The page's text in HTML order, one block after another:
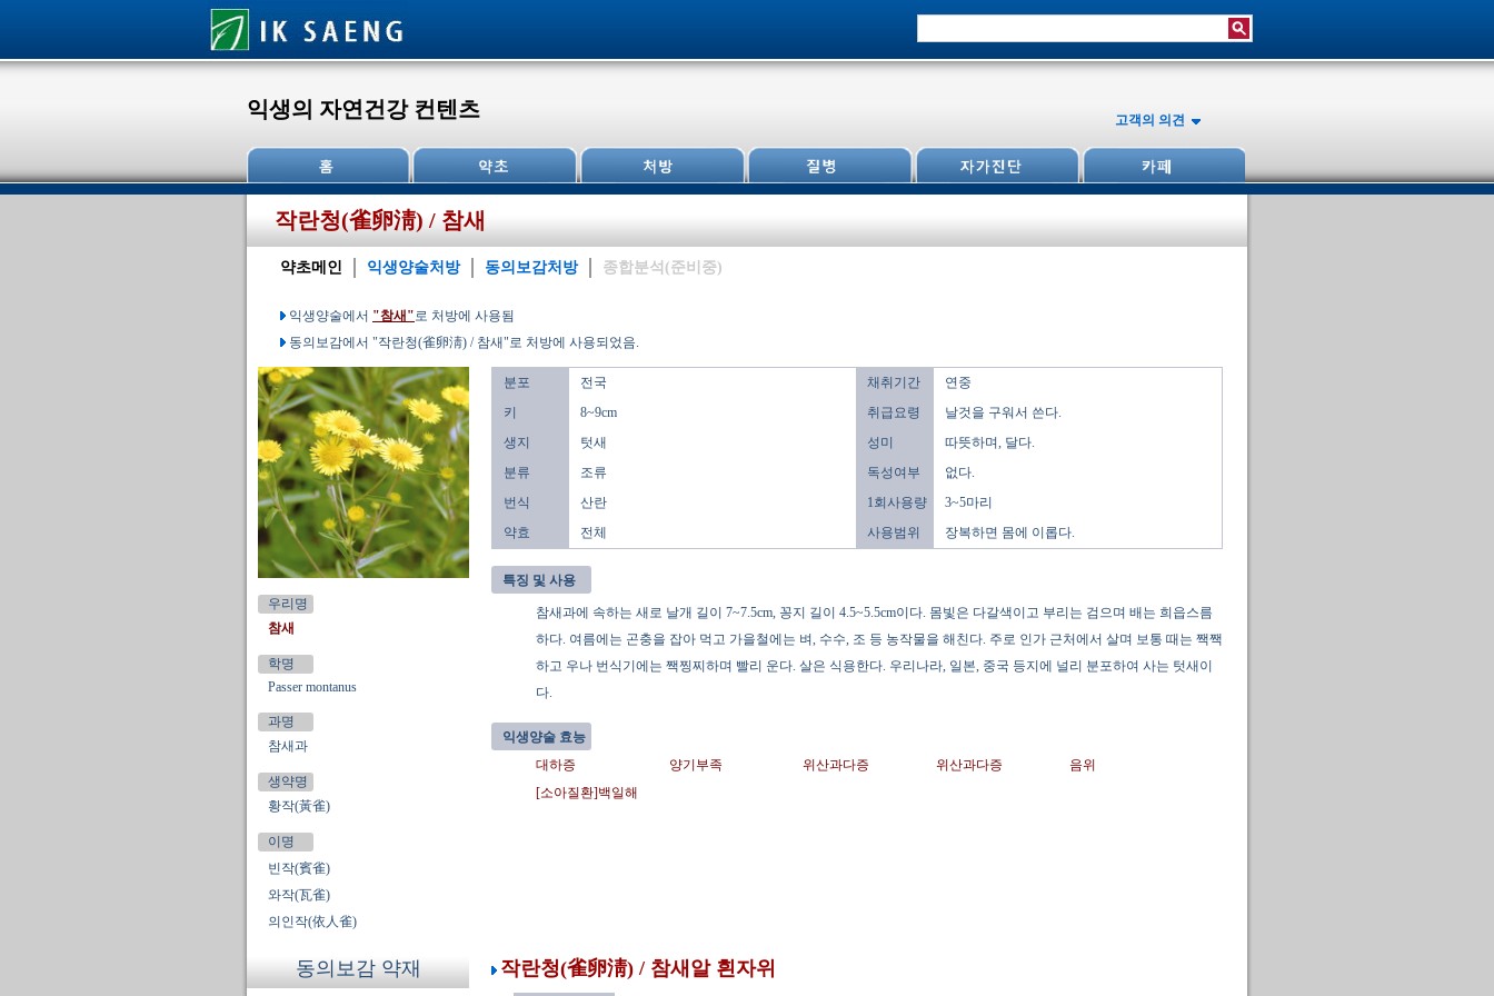
익생의 자연건강 컨텐츠 고객의 의견
작란청(雀卵淸) / 참새
약초메인 익생양술처방 동의보감처방 종합분석(준비중)
익생양술에서 "참새"로 처방에 사용됨
동의보감에서 "작란청(雀卵淸) / 참새"로 처방에 사용되었음.
우리명
참새
학명
Passer montanus
과명
참새과
생약명
황작(黃雀)
이명
빈작(賓雀)
와작(瓦雀)
의인작(依人雀)
분포 전국 채취기간
연중
키
8~9cm 취급요령
날것을 구워서 쓴다.
생지
텃새 성미
따뜻하며, 달다.
분류
조류 독성여부
없다.
번식
산란 1회사용량
3~5마리
약효
전체 사용범위 장복하면 몸에 이롭다.
특징 및 사용
참새과에 속하는 새로 날개 길이 7~7.5cm, 꽁지 길이 4.5~5.5cm이다. 몸빛은 다갈색이고 부리는 검으며 배는 희읍스름
하다. 여름에는 곤충을 잡아 먹고 가을철에는 벼, 수수, 조 등 농작물을 해친다. 주로 인가 근처에서 살며 보통 때는 짹짹
하고 우나 번식기에는 짹찡찌하며 빨리 운다. 살은 식용한다. 우리나라, 일본, 중국 등지에 널리 분포하여 사는 텃새이
다.
익생양술 효능
대하증
양기부족 위산과다증 위산과다증
음위
[소아질환]백일해
동의보감 약재 작란청(雀卵淸) / 참새알 흰자위